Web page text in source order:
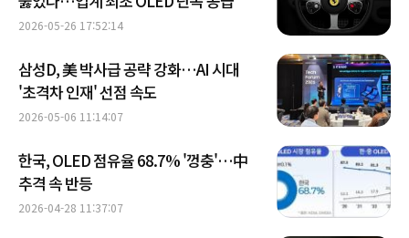
2026-05-26 17:52:14
삼성D, 美 박사급 공략 강화…AI 시대
'초격차 인재' 선점 속도
2026-05-06 11:14:07
한국, OLED 점유율 68.7% '껑충'…中
추격 속 반등
2026-04-28 11:37:07